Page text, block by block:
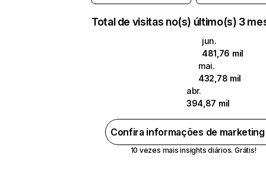
Total de visitas no(s) último(s) 3
jun.
481,76 mil
mai.
432,78 mil
abr.
394,87 mil
Confira informações de
10 vezes mais insights diários. Grátis!